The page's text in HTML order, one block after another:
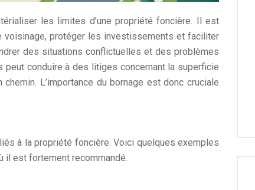
les limites d’une propriété foncière. Il est
protéger les investissements et faciliter
des situations conflictuelles et des problèmes
conduire à des litiges concernant la superficie
L’importance du bornage est donc cruciale
à la propriété foncière. Voici quelques exemples
il est fortement recommandé.